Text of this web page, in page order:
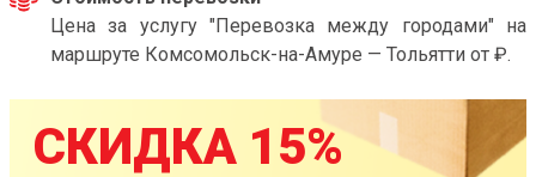
Цена за услугу "Перевозка между городами" на
маршруте Комсомольск-на-Амуре — Тольятти от ₽.
СКИДКА 15%